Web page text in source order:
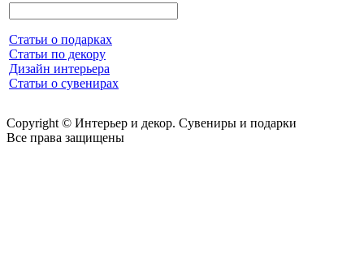
Статьи о подарках
Статьи по декору
Дизайн интерьера
Статьи о сувенирах
Copyright © Интерьер и декор. Сувениры и подарки
Все права защищены